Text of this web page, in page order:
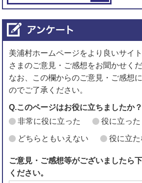
美浦村ホームページをより良いサイ
さまのご意見・ご感想をお聞かせくだ
なお、この欄からのご意見・ご感想
のでご了承ください。
Q.このページはお役に立ちましたか？
非常に役に立った
役に立った
どちらともいえない 役に立
ご意見・ご感想等がございましたら
ください。